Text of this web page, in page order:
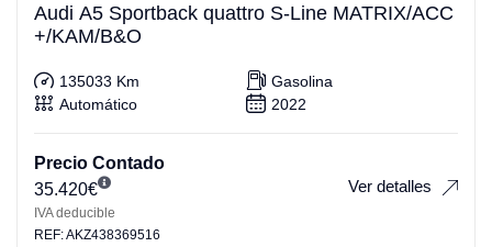
Audi A5 Sportback quattro S-Line MATRIX/ACC
+/KAM/B&O
135033 Km
Gasolina
Automático
2022
Precio Contado
35.420€
IVA deducible
Ver detalles
REF: AKZ438369516